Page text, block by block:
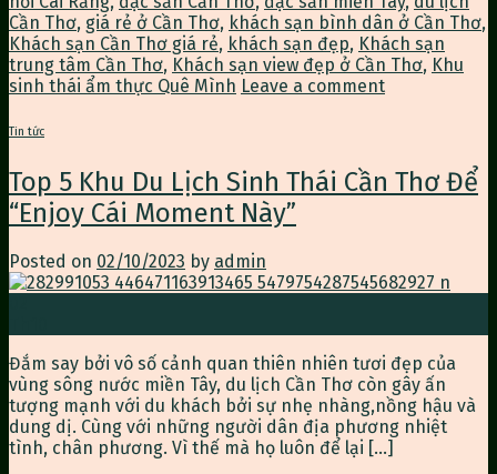
Cần Thơ, giá rẻ ở Cần Thơ, khách sạn bình dân ở Cần Thơ,
Khách sạn Cần Thơ giá rẻ, khách sạn đẹp, Khách sạn
trung tâm Cần Thơ, Khách sạn view đẹp ở Cần Thơ, Khu
sinh thái ẩm thực Quê Mình Leave a comment
Tin tức
Top 5 Khu Du Lịch Sinh Thái Cần Thơ Để
“Enjoy Cái Moment Này”
Posted on 02/10/2023 by admin
Đắm say bởi vô số cảnh quan thiên nhiên tươi đẹp của
vùng sông nước miền Tây, du lịch Cần Thơ còn gây ấn
tượng mạnh với du khách bởi sự nhẹ nhàng,nồng hậu và
dung dị. Cùng với những người dân địa phương nhiệt
tình, chân phương. Vì thế mà họ luôn để lại […]